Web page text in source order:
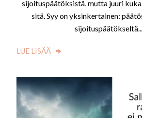
sijoituspäätöksistä, mutta juuri
sitä. Syy on yksinkertainen:
sijoituspäätökseltä...
LUE LISÄÄ